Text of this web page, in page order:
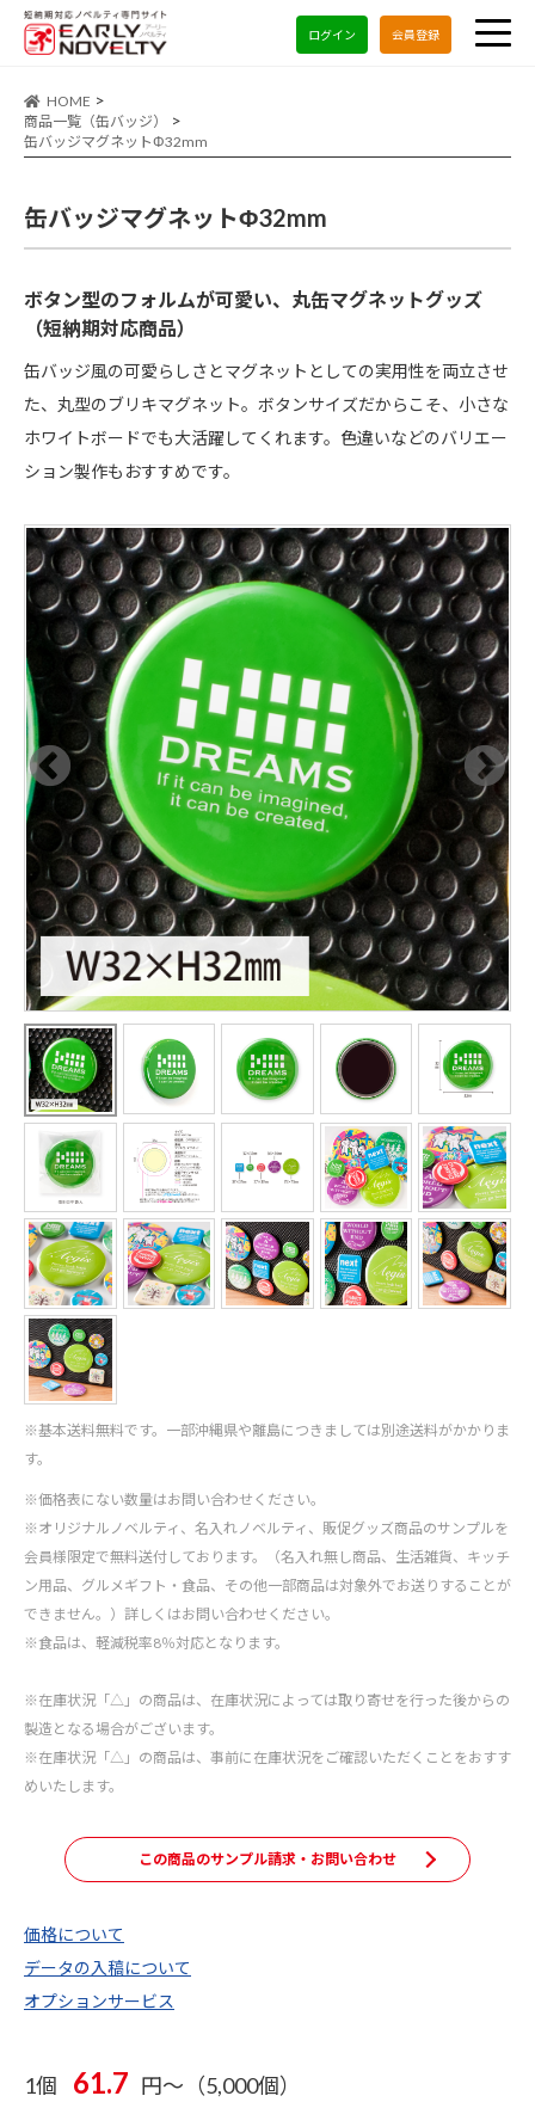
ログイン 会員登録
HOME
商品一覧（缶バッジ）
缶バッジマグネットΦ32mm
缶バッジマグネットΦ32mm
ボタン型のフォルムが可愛い、丸缶マグネットグッズ
（短納期対応商品）
缶バッジ風の可愛らしさとマグネットとしての実用性を両立させ
た、丸型のブリキマグネット。ボタンサイズだからこそ、小さな
ホワイトボードでも大活躍してくれます。色違いなどのバリエー
ション製作もおすすめです。
※基本送料無料です。一部沖縄県や離島につきましては別途送料がかかりま
す。
※価格表にない数量はお問い合わせください。
※オリジナルノベルティ、名入れノベルティ、販促グッズ商品のサンプルを
会員様限定で無料送付しております。（名入れ無し商品、生活雑貨、キッチ
ン用品、グルメギフト・食品、その他一部商品は対象外でお送りすることが
できません。）詳しくはお問い合わせください。
※食品は、軽減税率8％対応となります。
※在庫状況「△」の商品は、在庫状況によっては取り寄せを行った後からの
製造となる場合がございます。
※在庫状況「△」の商品は、事前に在庫状況をご確認いただくことをおすす
めいたします。
この商品のサンプル請求・お問い合わせ
価格について
データの入稿について
オプションサービス
1個 61.7 円～（5,000個）